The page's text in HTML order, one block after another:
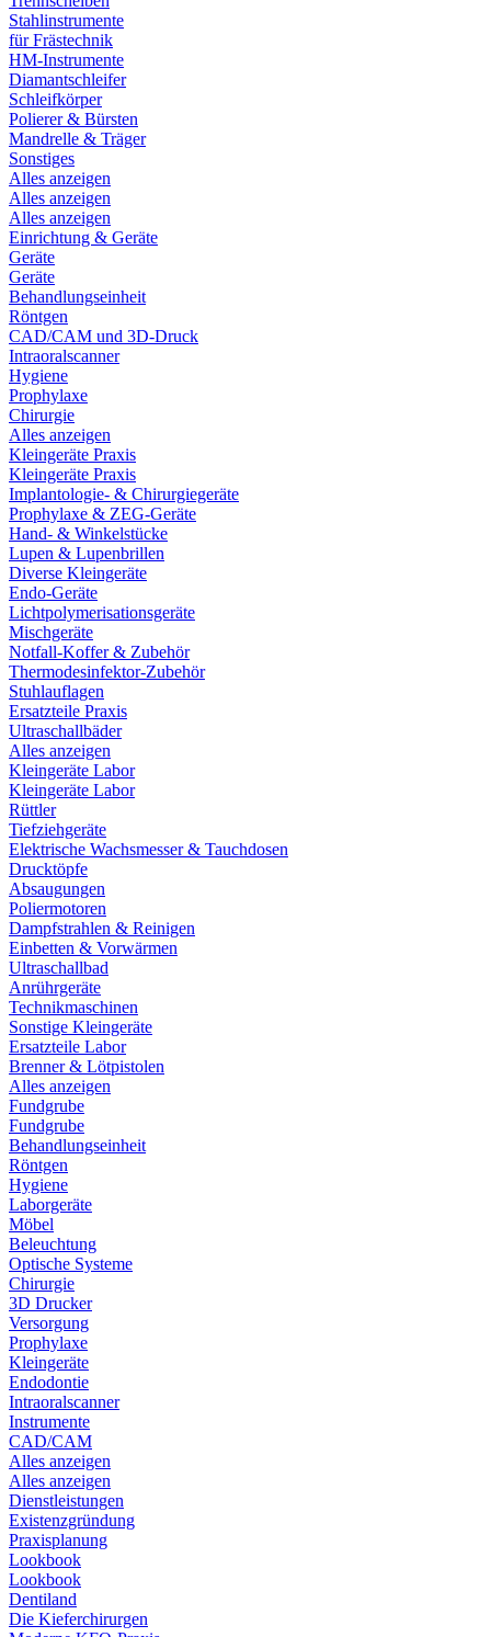
Stahlinstrumente
für Frästechnik
HM-Instrumente
Diamantschleifer
Schleifkörper
Polierer & Bürsten
Mandrelle & Träger
Sonstiges
Alles anzeigen
Alles anzeigen
Alles anzeigen
Einrichtung & Geräte
Geräte
Geräte
Behandlungseinheit
Röntgen
CAD/CAM und 3D-Druck
Intraoralscanner
Hygiene
Prophylaxe
Chirurgie
Alles anzeigen
Kleingeräte Praxis
Kleingeräte Praxis
Implantologie- & Chirurgiegeräte
Prophylaxe & ZEG-Geräte
Hand- & Winkelstücke
Lupen & Lupenbrillen
Diverse Kleingeräte
Endo-Geräte
Lichtpolymerisationsgeräte
Mischgeräte
Notfall-Koffer & Zubehör
Thermodesinfektor-Zubehör
Stuhlauflagen
Ersatzteile Praxis
Ultraschallbäder
Alles anzeigen
Kleingeräte Labor
Kleingeräte Labor
Rüttler
Tiefziehgeräte
Elektrische Wachsmesser & Tauchdosen
Drucktöpfe
Absaugungen
Poliermotoren
Dampfstrahlen & Reinigen
Einbetten & Vorwärmen
Ultraschallbad
Anrührgeräte
Technikmaschinen
Sonstige Kleingeräte
Ersatzteile Labor
Brenner & Lötpistolen
Alles anzeigen
Fundgrube
Fundgrube
Behandlungseinheit
Röntgen
Hygiene
Laborgeräte
Möbel
Beleuchtung
Optische Systeme
Chirurgie
3D Drucker
Versorgung
Prophylaxe
Kleingeräte
Endodontie
Intraoralscanner
Instrumente
CAD/CAM
Alles anzeigen
Alles anzeigen
Dienstleistungen
Existenzgründung
Praxisplanung
Lookbook
Lookbook
Dentiland
Die Kieferchirurgen